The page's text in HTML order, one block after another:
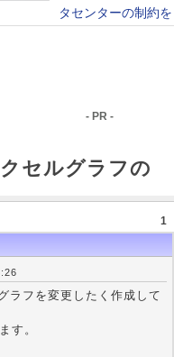
- PR -
セルグラフの
1
ラフを変更したく作成して
す。